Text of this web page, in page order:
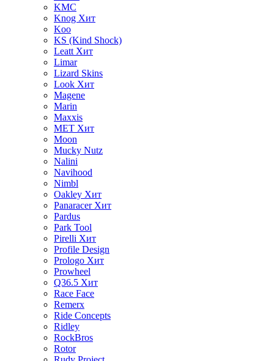
KMC
Knog Хит
Koo
KS (Kind Shock)
Leatt Хит
Limar
Lizard Skins
Look Хит
Magene
Marin
Maxxis
MET Хит
Moon
Mucky Nutz
Nalini
Navihood
Nimbl
Oakley Хит
Panaracer Хит
Pardus
Park Tool
Pirelli Хит
Profile Design
Prologo Хит
Prowheel
Q36.5 Хит
Race Face
Remerx
Ride Concepts
Ridley
RockBros
Rotor